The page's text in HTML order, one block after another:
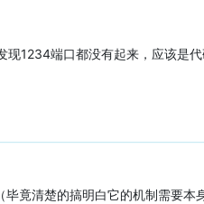
1234端口都没有起来，应该是代
竟清楚的搞明白它的机制需要